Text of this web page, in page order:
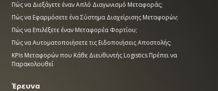
Πώς να Διεξάγετε έναν Απλό Διαγωνισμό Μεταφοράς;
Πώς να Εφαρμόσετε ένα Σύστημα Διαχείρισης Μεταφορών;
Πώς να Επιλέξετε έναν Μεταφορέα Φορτίου;
Πώς να Αυτοματοποιήσετε τις Ειδοποιήσεις Αποστολής;
KPIs Μεταφορών που Κάθε Διευθυντής Logistics Πρέπει να
Παρακολουθεί
Έρευνα